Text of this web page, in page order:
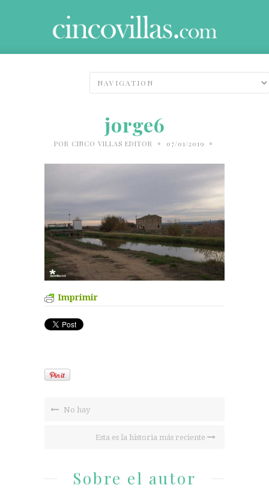
jorge6
POR CINCO VILLAS EDITOR • 07/01/2019 •
Imprimir
No hay
Esta es la historia más reciente
Sobre el autor